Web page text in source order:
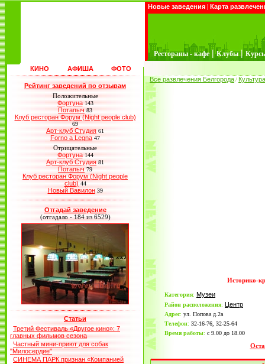
Новые заведения | Карта
Рестораны - кафе | Клубы |
КИНО АФИША ФОТО
Рейтинг заведений по отзывам
Положительные
Фортуна 143
Потапыч 83
Клуб ресторан Форум (Night people club)
69
Арт-клуб Студия 61
Forno a Legna 47
Отрицательные
Фортуна 144
Арт-клуб Студия 81
Потапыч 79
Клуб ресторан Форум (Night people
club) 44
Новый Вавилон 39
Отгадай заведение
(отгадало - 184 из 6529)
Статьи
Третий Фестиваль «Другое кино»: 7
главных фильмов сезона
Частный мини-приют для собак
"Милосердие"
СИНЕМА ПАРК признан «Компанией
Все развлечения Белгорода / Культура
Историко-
Категория: Музеи
Район расположения: Центр
Адрес: ул. Попова д.2а
Телефон: 32-16-76, 32-25-64
Время работы: с 9.00 до 18.00